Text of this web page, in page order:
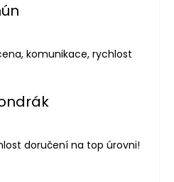
je 5 z 5 hvězdiček.
komunikace, rychlost
je 5 z 5 hvězdiček.
doručení na top úrovni!